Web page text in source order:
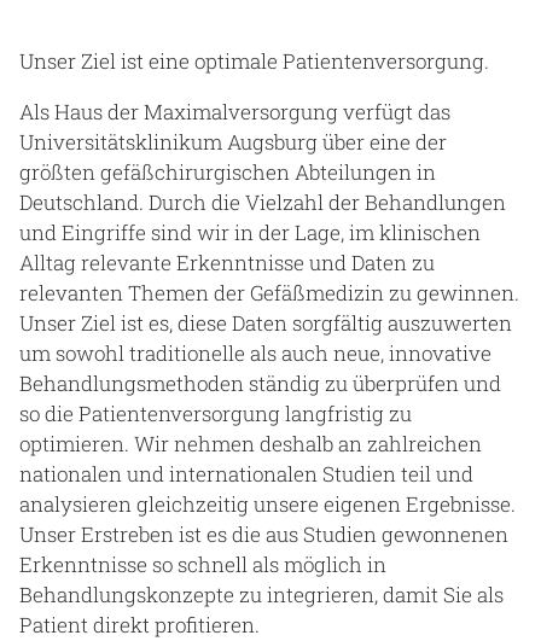
Notaufnahme
Anreise
Unser Ziel ist eine optimale Patientenversorgung.
Als Haus der Maximalversorgung verfügt das
Universitätsklinikum Augsburg über eine der
größten gefäßchirurgischen Abteilungen in
Deutschland. Durch die Vielzahl der Behandlungen
und Eingriffe sind wir in der Lage, im klinischen
Alltag relevante Erkenntnisse und Daten zu
relevanten Themen der Gefäßmedizin zu gewinnen.
Unser Ziel ist es, diese Daten sorgfältig auszuwerten
um sowohl traditionelle als auch neue, innovative
Behandlungsmethoden ständig zu überprüfen und
so die Patientenversorgung langfristig zu
optimieren. Wir nehmen deshalb an zahlreichen
nationalen und internationalen Studien teil und
analysieren gleichzeitig unsere eigenen Ergebnisse.
Unser Erstreben ist es die aus Studien gewonnenen
Erkenntnisse so schnell als möglich in
Behandlungskonzepte zu integrieren, damit Sie als
Patient direkt profitieren.